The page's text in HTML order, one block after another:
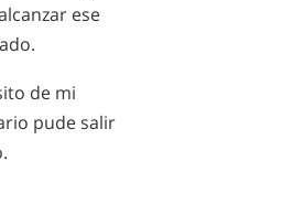
ese
de mi
pude salir